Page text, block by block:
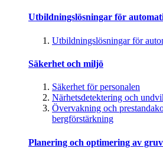
Utbildningslösningar för
Utbildningslösningar för
Säkerhet och miljö
Säkerhet för personalen
Närhetsdetektering och
Övervakning och
bergförstärkning
Planering och optimering av